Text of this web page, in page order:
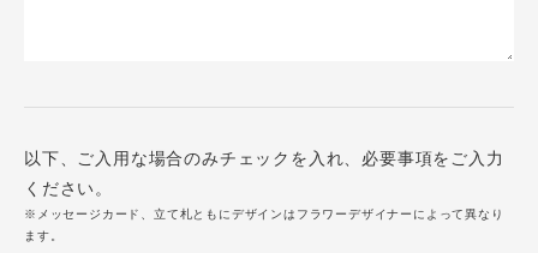
以下、ご入用な場合のみチェックを入れ、必要事項をご入力
ください。
※メッセージカード、立て札ともにデザインはフラワーデザイナーによって異なり
ます。